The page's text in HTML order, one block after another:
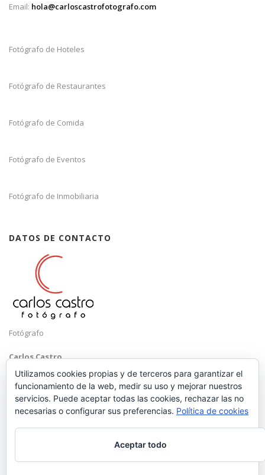
Email: hola@carloscastrofotografo.com
Fotógrafo de Hoteles
Fotógrafo de Restaurantes
Fotógrafo de Comida
Fotógrafo de Eventos
Fotógrafo de Inmobiliaria
DATOS DE CONTACTO
Fotógrafo
Carlos Castro
Málaga
Mobile: +34 652 83 71 98
hola@carloscastrofotografo.com
Utilizamos cookies propias y de terceros para garantizar el
funcionamiento de la web, medir su uso y mejorar nuestros
servicios. Puede aceptar todas las cookies, rechazar las no
necesarias o configurar sus preferencias. Política de cookies
Aceptar todo